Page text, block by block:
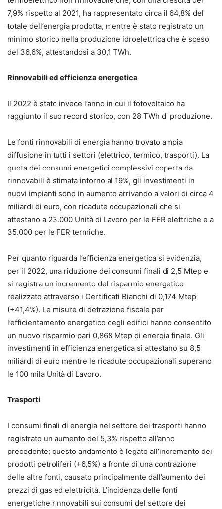
7,9% rispetto al 2021, ha rappresentato circa il 64,8% del
totale dell’energia prodotta, mentre è stato registrato un
minimo storico nella produzione idroelettrica che è sceso
del 36,6%, attestandosi a 30,1 TWh.
Rinnovabili ed efficienza energetica
Il 2022 è stato invece l’anno in cui il fotovoltaico ha
raggiunto il suo record storico, con 28 TWh di produzione.
Le fonti rinnovabili di energia hanno trovato ampia
diffusione in tutti i settori (elettrico, termico, trasporti). La
quota dei consumi energetici complessivi coperta da
rinnovabili è stimata intorno al 19%, gli investimenti in
nuovi impianti sono in aumento arrivando a valori di circa 4
miliardi di euro, con ricadute occupazionali che si
attestano a 23.000 Unità di Lavoro per le FER elettriche e a
35.000 per le FER termiche.
Per quanto riguarda l’efficienza energetica si evidenzia,
per il 2022, una riduzione dei consumi finali di 2,5 Mtep e
si registra un incremento del risparmio energetico
realizzato attraverso i Certificati Bianchi di 0,174 Mtep
(+41,4%). Le misure di detrazione fiscale per
l’efficientamento energetico degli edifici hanno consentito
un nuovo risparmio pari 0,868 Mtep di energia finale. Gli
investimenti in efficienza energetica si attestano su 8,5
miliardi di euro mentre le ricadute occupazionali superano
le 100 mila Unità di Lavoro.
Trasporti
I consumi finali di energia nel settore dei trasporti hanno
registrato un aumento del 5,3% rispetto all’anno
precedente; questo andamento è legato all’incremento dei
prodotti petroliferi (+6,5%) a fronte di una contrazione
delle altre fonti, causato principalmente dall’aumento dei
prezzi di gas ed elettricità. L’incidenza delle fonti
energetiche rinnovabili sui consumi del settore dei